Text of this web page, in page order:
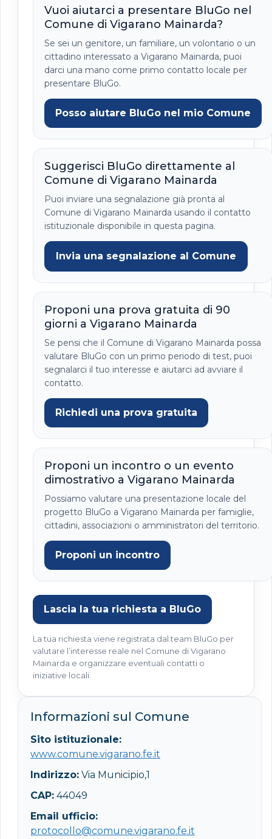
Vuoi aiutarci a presentare BluGo nel
Comune di Vigarano Mainarda?
Se sei un genitore, un familiare, un volontario o un
cittadino interessato a Vigarano Mainarda, puoi
darci una mano come primo contatto locale per
presentare BluGo.
Posso aiutare BluGo nel mio Comune
Suggerisci BluGo direttamente al
Comune di Vigarano Mainarda
Puoi inviare una segnalazione già pronta al
Comune di Vigarano Mainarda usando il contatto
istituzionale disponibile in questa pagina.
Invia una segnalazione al Comune
Proponi una prova gratuita di 90
giorni a Vigarano Mainarda
Se pensi che il Comune di Vigarano Mainarda possa
valutare BluGo con un primo periodo di test, puoi
segnalarci il tuo interesse e aiutarci ad avviare il
contatto.
Richiedi una prova gratuita
Proponi un incontro o un evento
dimostrativo a Vigarano Mainarda
Possiamo valutare una presentazione locale del
progetto BluGo a Vigarano Mainarda per famiglie,
cittadini, associazioni o amministratori del territorio.
Proponi un incontro
Lascia la tua richiesta a BluGo
La tua richiesta viene registrata dal team BluGo per
valutare l’interesse reale nel Comune di Vigarano
Mainarda e organizzare eventuali contatti o
iniziative locali.
Informazioni sul Comune
Sito istituzionale:
www.comune.vigarano.fe.it
Indirizzo: Via Municipio,1
CAP: 44049
Email ufficio:
protocollo@comune.vigarano.fe.it